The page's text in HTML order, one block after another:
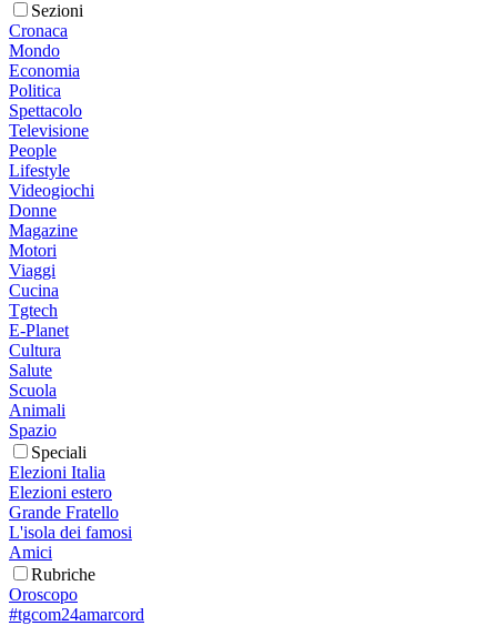
Sezioni
Cronaca
Mondo
Economia
Politica
Spettacolo
Televisione
People
Lifestyle
Videogiochi
Donne
Magazine
Motori
Viaggi
Cucina
Tgtech
E-Planet
Cultura
Salute
Scuola
Animali
Spazio
Speciali
Elezioni Italia
Elezioni estero
Grande Fratello
L'isola dei famosi
Amici
Rubriche
Oroscopo
#tgcom24amarcord